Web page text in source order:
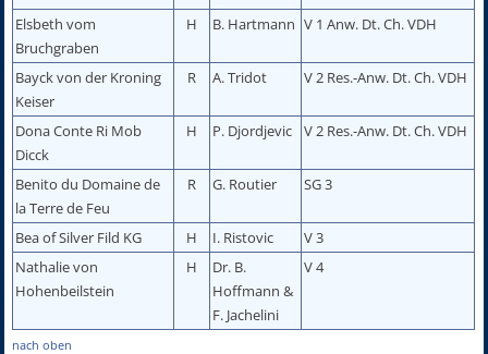
Elsbeth vom
Bruchgraben
H B. Hartmann V 1 Anw. Dt. Ch. VDH
Bayck von der Kroning
Keiser
R A. Tridot V 2 Res.-Anw. Dt. Ch. VDH
Dona Conte Ri Mob
Dicck
H P. Djordjevic V 2 Res.-Anw. Dt. Ch. VDH
Benito du Domaine de
la Terre de Feu
R G. Routier SG 3
Bea of Silver Fild KG H I. Ristovic
V 3
Nathalie von
Hohenbeilstein
H
Dr. B.
Hoffmann &
F. Jachelini
V 4
nach oben